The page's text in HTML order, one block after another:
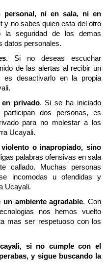
personal, ni en sala, ni en
y no sabes quien esta del otro
la seguridad de los demas
datos personales.
. Si no deseas escuchar
de las alertas al recibir un
es desactivarlo en la propia
privado. Si se ha iniciado
dos personas, es
para no molestar a los
Ucayali.
o inapropiado, sino
palabras ofensivas en sala
callado. Muchas personas
incomodas u ofendidas y
Ucayali.
ambiente agradable. Con
nos hemos vuelto
mas ser respetuoso con los
si no cumple con el
y sigue buscando la